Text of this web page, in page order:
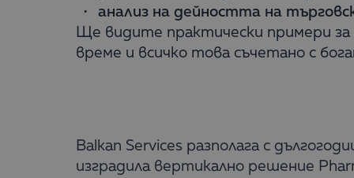
анализ на дейността на
Ще видите практически примери
време и всичко това съчетано с
Balkan Services разполага с
изградила вертикално решение